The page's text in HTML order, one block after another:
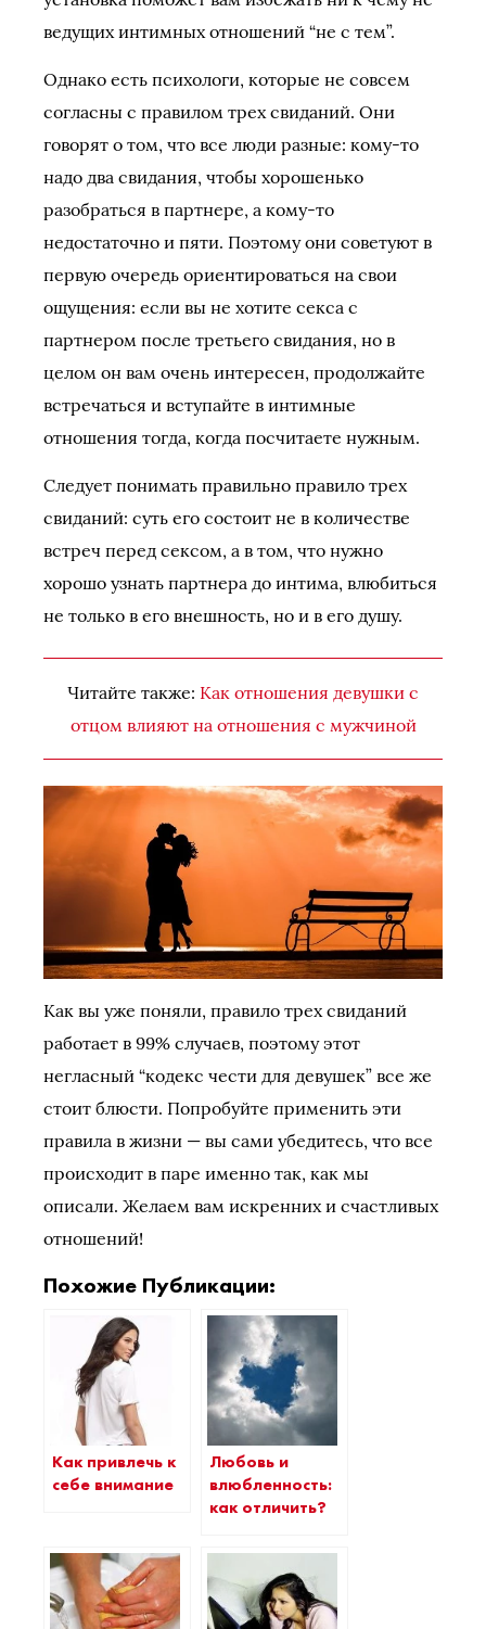
ведущих интимных отношений “не с тем”.
Однако есть психологи, которые не совсем
согласны с правилом трех свиданий. Они
говорят о том, что все люди разные: кому-то
надо два свидания, чтобы хорошенько
разобраться в партнере, а кому-то
недостаточно и пяти. Поэтому они советуют в
первую очередь ориентироваться на свои
ощущения: если вы не хотите секса с
партнером после третьего свидания, но в
целом он вам очень интересен, продолжайте
встречаться и вступайте в интимные
отношения тогда, когда посчитаете нужным.
Следует понимать правильно правило трех
свиданий: суть его состоит не в количестве
встреч перед сексом, а в том, что нужно
хорошо узнать партнера до интима, влюбиться
не только в его внешность, но и в его душу.
Читайте также: Как отношения девушки с
отцом влияют на отношения с мужчиной
Как вы уже поняли, правило трех свиданий
работает в 99% случаев, поэтому этот
негласный “кодекс чести для девушек” все же
стоит блюсти. Попробуйте применить эти
правила в жизни — вы сами убедитесь, что все
происходит в паре именно так, как мы
описали. Желаем вам искренних и счастливых
отношений!
Похожие Публикации:
Как привлечь к
себе внимание
Любовь и
влюбленность:
как отличить?